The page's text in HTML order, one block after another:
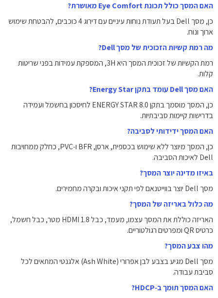
האם המסך כולל תכונת Eye Comfort מאושרת?
כן, מסך Dell בעל תעודת נוחות עיניים עם דירוג ‎4‎ כוכבים, להבטחת שימוש
ארוך ונוח.
מה רמת קשיות הזכוכית של מסך Dell?
רמת הקשיות של זכוכית המסך היא ‎3H‎, המספקת עמידות בפני שריטות
קלות.
האם מסך Dell עומד בתקן Energy Star?
כן, המסך מוסמך בתקן ENERGY STAR 8.0 לחיסכון בחשמל ועמידה
בדרישות קיימות סביבתיות.
האם המסך ידידותי לסביבה?
כן, המסך מיוצר ללא שימוש בכספית, ארסן, BFR ו‑PVC, כחלק ממחויבות
Dell לאיכות הסביבה.
באיזו מדינה יוצר המסך?
מסך Dell יוצר בווייטנאם לפי תקני איכות ובקרה מחמירים.
מה כלול באריזה של המסך?
האריזה כוללת את המסך עצמו, מעמד, כבל HDMI ‎1.8‎ מטר, כבל חשמל,
כרטיס QR ומפרטים רגולטוריים.
מהו צבע המסך?
מסך Dell מגיע בצבע לבן אפרורי (Ash White) אלגנטי המתאים לכל
סביבת עבודה.
האם המסך תומך ב‑HDCP?